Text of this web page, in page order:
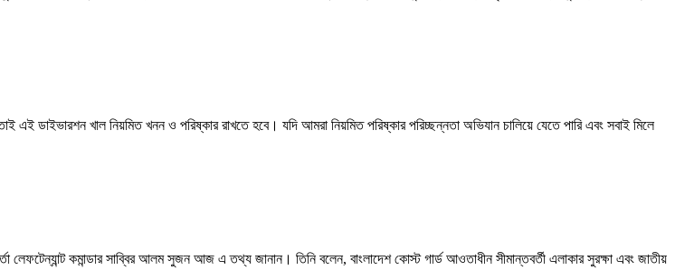
এই ডাইভারশন খাল নিয়মিত খনন ও পরিষ্কার রাখতে হবে। যদি আমরা নিয়মিত পরিষ্কার পরিচ্ছন্নতা অভিযান চালিয়ে যেতে পারি এবং সবাই মিলে
লেফটেন্যান্ট কমান্ডার সাব্বির আলম সুজন আজ এ তথ্য জানান। তিনি বলেন, বাংলাদেশ কোস্ট গার্ড আওতাধীন সীমান্তবর্তী এলাকার সুরক্ষা এবং জাতীয়